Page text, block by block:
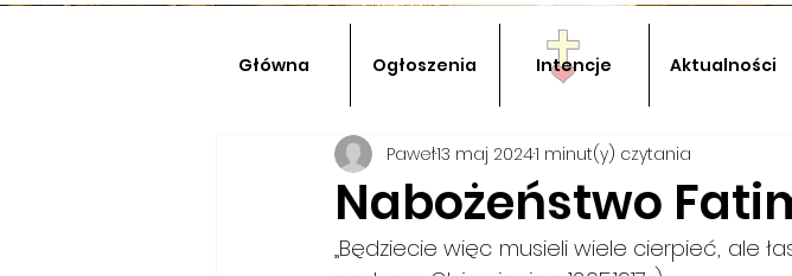
Główna Ogłoszenia Intencje Aktualności
Nabożeństwo
Paweł13 maj 20241 minut(y) czytania
„Będziecie więc musieli wiele cierpieć, ale